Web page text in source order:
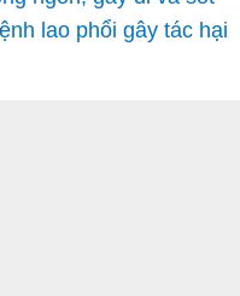
lao phổi gây tác hại